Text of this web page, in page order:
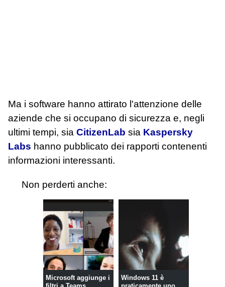
Ma i software hanno attirato l'attenzione delle
aziende che si occupano di sicurezza e, negli
ultimi tempi, sia CitizenLab sia Kaspersky
Labs hanno pubblicato dei rapporti contenenti
informazioni interessanti.
Non perderti anche:
Microsoft aggiunge i
Windows 11 è